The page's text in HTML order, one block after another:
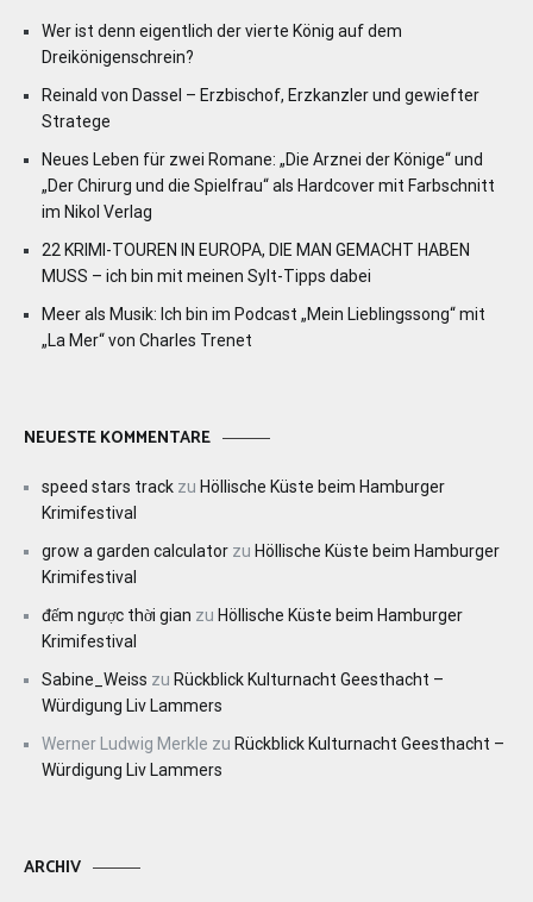
Wer ist denn eigentlich der vierte König auf dem
Dreikönigenschrein?
Reinald von Dassel – Erzbischof, Erzkanzler und gewiefter
Stratege
Neues Leben für zwei Romane: „Die Arznei der Könige“ und
„Der Chirurg und die Spielfrau“ als Hardcover mit Farbschnitt
im Nikol Verlag
22 KRIMI-TOUREN IN EUROPA, DIE MAN GEMACHT HABEN
MUSS – ich bin mit meinen Sylt-Tipps dabei
Meer als Musik: Ich bin im Podcast „Mein Lieblingssong“ mit
„La Mer“ von Charles Trenet
NEUESTE KOMMENTARE
speed stars track zu Höllische Küste beim Hamburger
Krimifestival
grow a garden calculator zu Höllische Küste beim Hamburger
Krimifestival
đếm ngược thời gian zu Höllische Küste beim Hamburger
Krimifestival
Sabine_Weiss zu Rückblick Kulturnacht Geesthacht –
Würdigung Liv Lammers
Werner Ludwig Merkle zu Rückblick Kulturnacht Geesthacht –
Würdigung Liv Lammers
ARCHIV